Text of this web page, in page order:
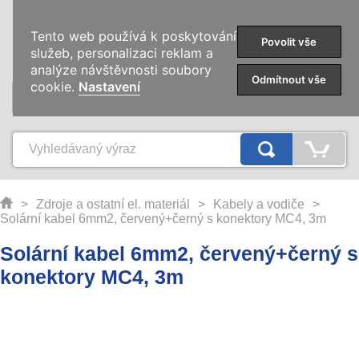
KATEGORIE
> Zdroje a ostatní el. materiál > Kabely a vodiče
>
Solární kabel 6mm2, červený+černý s konektory MC4, 3m
Solární kabel 6mm2, červený+černý s
konektory MC4, 3m
Tento web používá k poskytování
služeb, personalizaci reklam a
analýze návštěvnosti soubory
cookie. Nastavení
Povolit vše
Odmítnout vše